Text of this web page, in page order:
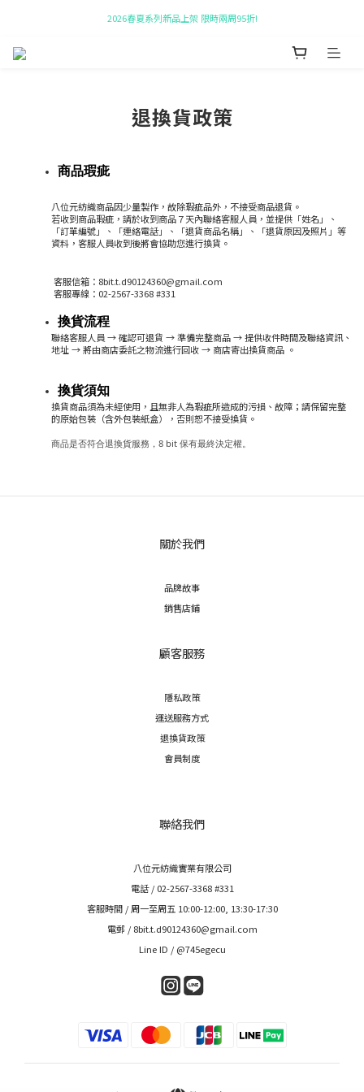
新會員即贈 $50購物金!
2026春夏系列新品上架 限時兩周95折!
退換貨政策
商品瑕疵
八位元紡織商品因少量製作，故除瑕疵品外，不接受商品退貨。
若收到商品瑕疵，請於收到商品７天內聯絡客服人員，並提供「姓名」、
「訂單編號」、「連絡電話」、「退貨商品名稱」、「退貨原因及照片」等
資料，客服人員收到後將會協助您進行換貨。
客服信箱： 8bit.t.d90124360@gmail.com
客服專線：02-2567-3368 #331
換貨流程
聯絡客服人員 → 確認可退貨 → 準備完整商品 → 提供收件時間及聯絡資訊、
地址 → 將由商店委託之物流進行回收→ 商店寄出換貨商品 。
換貨須知
換貨商品須為未經使用，且無非人為瑕疵所造成的污損、故障；請保留完整
的原始包裝（含外包裝紙盒），否則恕不接受換貨。
商品是否符合退換貨服務，8 bit 保有最終決定權。
關於我們
品牌故事
銷售店鋪
顧客服務
隱私政策
運送服務方式
退換貨政策
會員制度
聯絡我們
八位元紡織實業有限公司
電話 / 02-2567-3368 #331
客服時間 / 周一至周五 10:00-12:00, 13:30-17:30
電郵 / 8bit.t.d90124360@gmail.com
Line ID / @745egecu